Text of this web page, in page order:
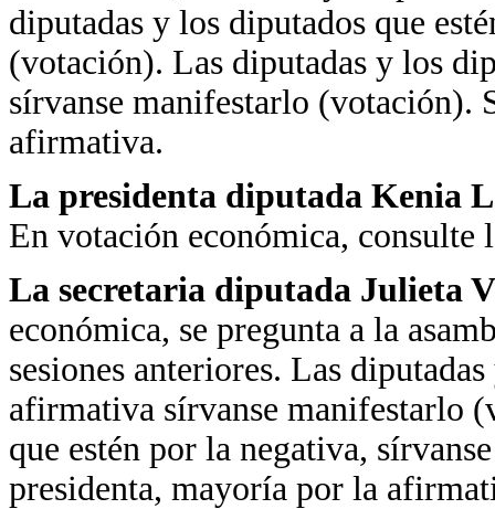
diputadas y los diputados que
(votación). Las diputadas y los
sírvanse manifestarlo (votación).
afirmativa.
La presidenta diputada Kenia
En votación económica, consulte
La secretaria diputada Julieta
económica, se pregunta a la
sesiones anteriores. Las
afirmativa sírvanse manifestarlo
que estén por la negativa,
presidenta, mayoría por la